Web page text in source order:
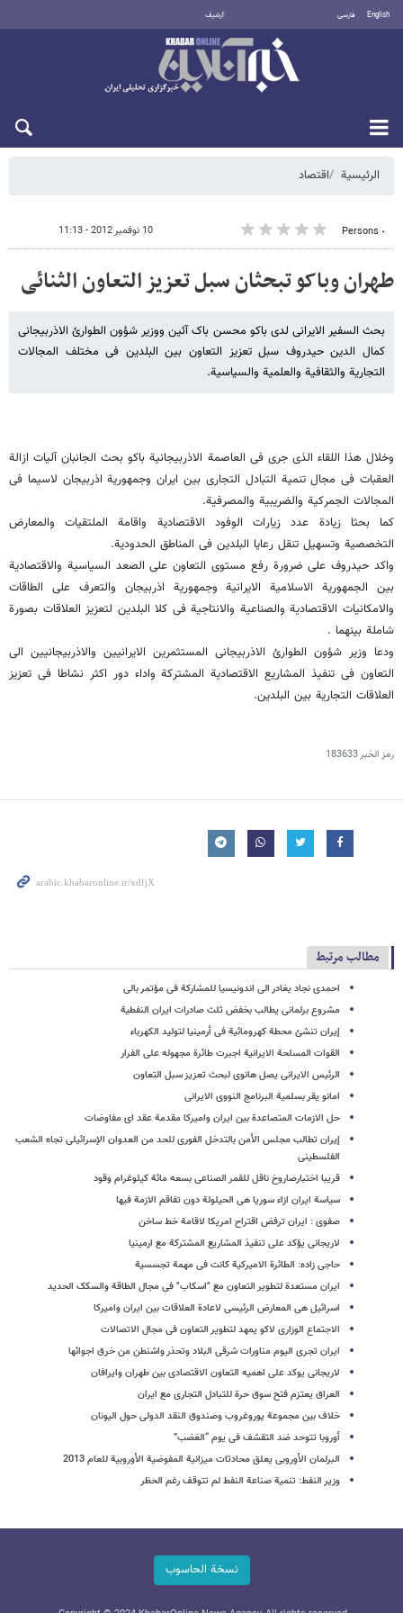
English فارسی أرشيف
الرئيسية اقتصاد
٠ Persons 10 نوفمبر 2012 - 11:13
طهران وباکو تبحثان سبل تعزیز التعاون الثنائی
بحث السفیر الایرانی لدى باکو محسن باک آئین ووزیر شؤون الطوارئ الاذربیجانی
کمال الدین حیدروف سبل تعزیز التعاون بین البلدین فی مختلف المجالات
التجاریة والثقافیة والعلمیة والسیاسیة.
وخلال هذا اللقاء الذی جرى فی العاصمة الاذربیجانیة باکو بحث الجانبان آلیات ازالة
العقبات فی مجال تنمیة التبادل التجاری بین ایران وجمهوریة اذربیجان لاسیما فی
المجالات الجمرکیة والضریبیة والمصرفیة.
کما بحثا زیادة عدد زیارات الوفود الاقتصادیة واقامة الملتقیات والمعارض
التخصصیة وتسهیل تنقل رعایا البلدین فی المناطق الحدودیة.
واکد حیدروف على ضرورة رفع مستوى التعاون على الصعد السیاسیة والاقتصادیة
بین الجمهوریة الاسلامیة الایرانیة وجمهوریة اذربیجان والتعرف على الطاقات
والامکانیات الاقتصادیة والصناعیة والانتاجیة فی کلا البلدین لتعزیز العلاقات بصورة
شاملة بینهما .
ودعا وزیر شؤون الطوارئ الاذربیجانی المستثمرین الایرانیین والاذربیجانیین الى
التعاون فی تنفیذ المشاریع الاقتصادیة المشترکة واداء دور اکثر نشاطا فی تعزیز
العلاقات التجاریة بین البلدین.
رمز الخبر183633
مطالب مرتبط
احمدی نجاد یغادر الى اندونیسیا للمشارکة فی مؤتمر بالی
مشروع برلمانی یطالب بخفض ثلث صادرات ایران النفطیة
إیران تنشئ محطة کهرومائیة فی أرمینیا لتولید الکهرباء
القوات المسلحة الایرانیة اجبرت طائرة مجهوله علی الفرار
الرئیس الایرانی یصل هانوی لبحث تعزیز سبل التعاون
امانو یقر بسلمیة البرنامج النووی الایرانی
حل الازمات المتصاعدة بین ایران وامیرکا مقدمة عقد ای مفاوضات
إیران تطالب مجلس الأمن بالتدخل الفوری للحد من العدوان الإسرائیلی تجاه الشعب
الفلسطینی
قریبا اختبارصاروخ ناقل للقمر الصناعی بسعه مائة کیلوغرام وقود
سیاسة ایران ازاء سوریا هی الحیلولة دون تفاقم الازمة فیها
صفوی : ایران ترفض اقتراح امریکا لاقامة خط ساخن
لاریجانی یؤکد على تنفیذ المشاریع المشترکة مع ارمینیا
حاجی زاده: الطائرة الامیرکیة کانت فی مهمة تجسسیة
ایران مستعدة لتطویر التعاون مع "اسکاب" فی مجال الطاقة والسکک الحدید
اسرائیل هی المعارض الرئیسی لاعادة العلاقات بین ایران وامیرکا
الاجتماع الوزاری لاکو یمهد لتطویر التعاون فی مجال الاتصالات
ایران تجری الیوم مناورات شرقی البلاد وتحذر واشنطن من خرق اجوائها
لاریجانی یوکد علی اهمیه التعاون الاقتصادی بین طهران وایرافان
العراق یعتزم فتح سوق حرة للتبادل التجاری مع ایران
خلاف بین مجموعة یوروغروب وصندوق النقد الدولی حول الیونان
أوروبا تتوحد ضد التقشف فی یوم “الغضب”
البرلمان الأوروبی یعلق محادثات میزانیة المفوضیة الأوروبیة للعام 2013
وزیر النفط: تنمیة صناعة النفط لم تتوقف رغم الحظر
نسخة الحاسوب